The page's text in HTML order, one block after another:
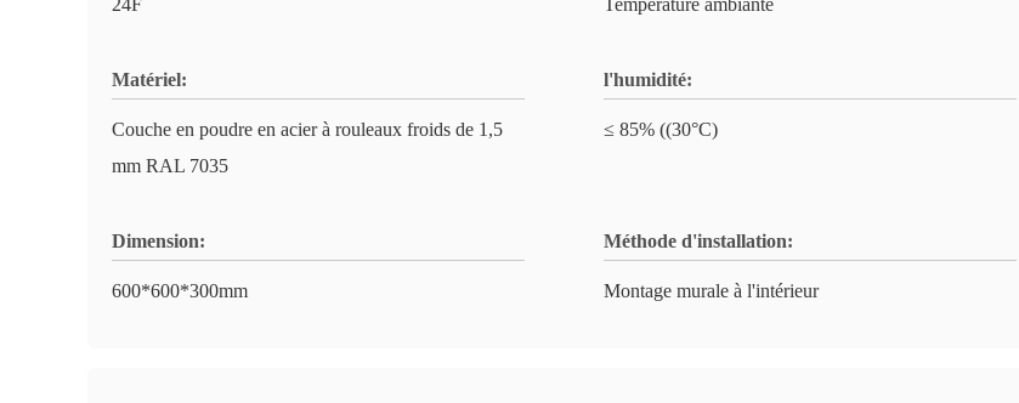
24F Température ambiante
Matériel:
Couche en poudre en acier à rouleaux froids de 1,5
mm RAL 7035
l'humidité:
≤ 85% ((30°C)
Dimension:
600*600*300mm
Méthode d'installation:
Montage murale à l'intérieur